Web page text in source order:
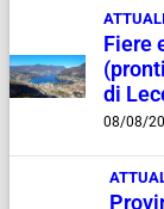
Fiere
di
08/08/